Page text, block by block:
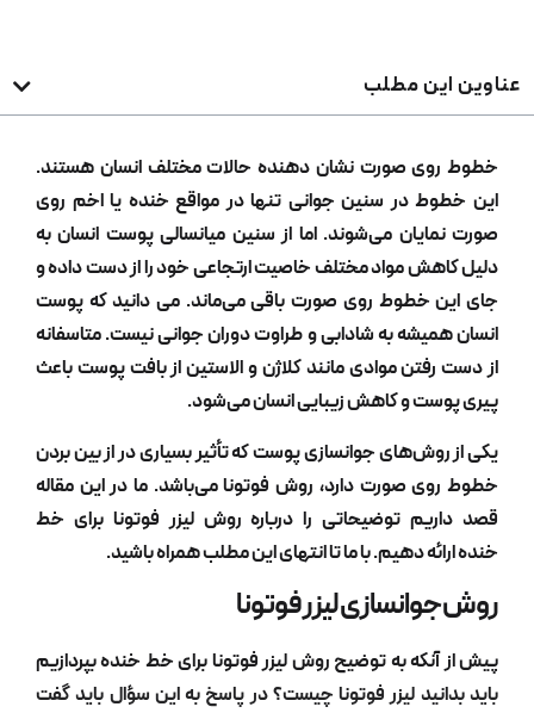
مطلب
صورت نشان دهنده حالات مختلف انسان هستند.
در سنین جوانی تنها در مواقع خنده یا اخم روی
می‌شوند. اما از سنین میانسالی پوست انسان به
مواد مختلف خاصیت ارتجاعی خود را از دست داده و
خطوط روی صورت باقی می‌ماند. می دانید که پوست
به شادابی و طراوت دوران جوانی نیست. متاسفانه
موادی مانند کلاژن و الاستین از بافت پوست باعث
و کاهش زیبایی انسان می‌شود.
جوانسازی پوست که تأثیر بسیاری در از بین بردن
صورت دارد، روش فوتونا می‌باشد. ما در این مقاله
توضیحاتی را درباره روشليزر فوتونا برای خط
دهیم. با ما تا انتهای این مطلب همراه باشید.
لیزر فوتونا
به توضیح روشليزر فوتونا برای خط خندهبپردازیم
لیزر فوتونا چیست؟ در پاسخ به این سؤال باید گفت